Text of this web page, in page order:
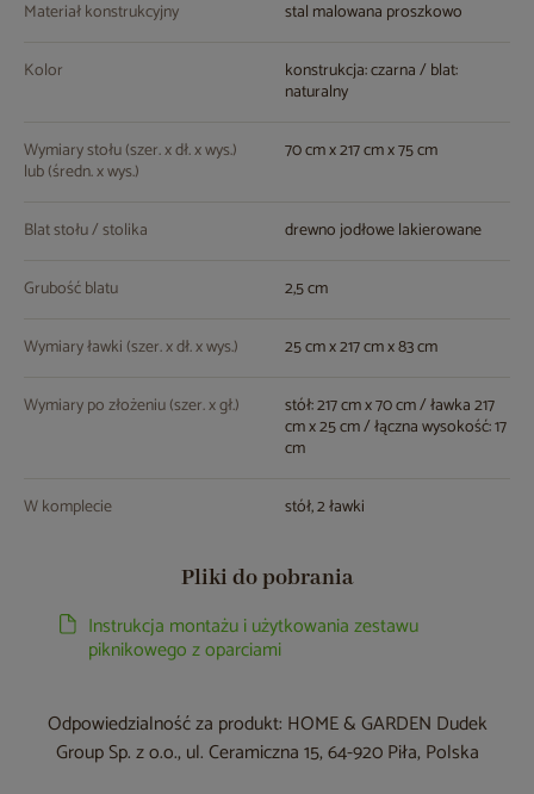
Materiał konstrukcyjny stal malowana proszkowo
Kolor konstrukcja: czarna / blat:
naturalny
Wymiary stołu (szer. x dł. x wys.)
lub (średn. x wys.)
70 cm x 217 cm x 75 cm
Blat stołu / stolika drewno jodłowe lakierowane
Grubość blatu 2,5 cm
Wymiary ławki (szer. x dł. x wys.) 25 cm x 217 cm x 83 cm
Wymiary po złożeniu (szer. x gł.) stół: 217 cm x 70 cm / ławka 217
cm x 25 cm / łączna wysokość: 17
cm
W komplecie stół, 2 ławki
Pliki do pobrania
Instrukcja montażu i użytkowania zestawu
piknikowego z oparciami
Odpowiedzialność za produkt: HOME & GARDEN Dudek
Group Sp. z o.o., ul. Ceramiczna 15, 64-920 Piła, Polska